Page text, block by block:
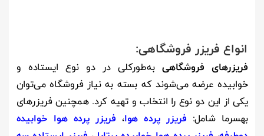
انواع فریزر فروشگاهی:
فریزرهای فروشگاهی به‌طورکلی در دو نوع ایستاده و
خوابیده عرضه می‌شوند که بسته به نیاز فروشگاه می‌توان
یکی از این دو نوع را انتخاب و تهیه کرد. همچنین فریزرهای
بهسرما شامل: فریزر پرده هوا، فریزر پرده هوا خوابیده